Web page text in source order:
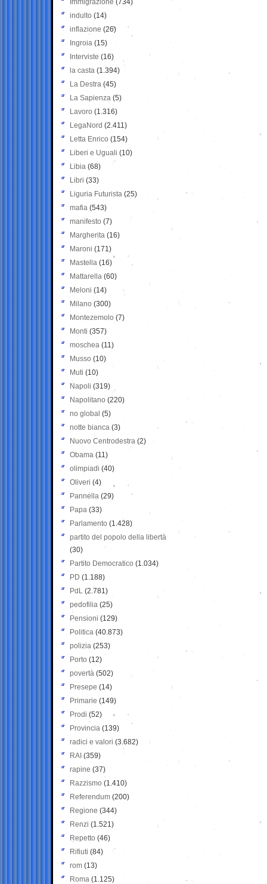
Immigrazione (734)
indulto (14)
inflazione (26)
Ingroia (15)
Interviste (16)
la casta (1.394)
La Destra (45)
La Sapienza (5)
Lavoro (1.316)
LegaNord (2.411)
Letta Enrico (154)
Liberi e Uguali (10)
Libia (68)
Libri (33)
Liguria Futurista (25)
mafia (543)
manifesto (7)
Margherita (16)
Maroni (171)
Mastella (16)
Mattarella (60)
Meloni (14)
Milano (300)
Montezemolo (7)
Monti (357)
moschea (11)
Musso (10)
Muti (10)
Napoli (319)
Napolitano (220)
no global (5)
notte bianca (3)
Nuovo Centrodestra (2)
Obama (11)
olimpiadi (40)
Oliveri (4)
Pannella (29)
Papa (33)
Parlamento (1.428)
partito del popolo della libertà
(30)
Partito Democratico (1.034)
PD (1.188)
PdL (2.781)
pedofilia (25)
Pensioni (129)
Politica (40.873)
polizia (253)
Porto (12)
povertà (502)
Presepe (14)
Primarie (149)
Prodi (52)
Provincia (139)
radici e valori (3.682)
RAI (359)
rapine (37)
Razzismo (1.410)
Referendum (200)
Regione (344)
Renzi (1.521)
Repetto (46)
Rifiuti (84)
rom (13)
Roma (1.125)